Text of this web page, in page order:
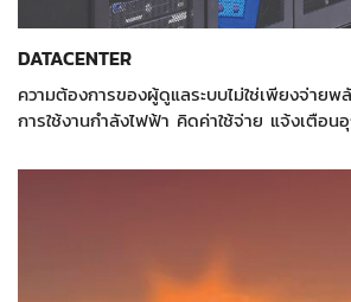
DATACENTER
ความต้องการของผู้ดูแลระบบไม่ใช่เพียงจ่าย
การใช้งานกำลังไฟฟ้า คิดค่าใช้จ่าย แจ้งเตือ